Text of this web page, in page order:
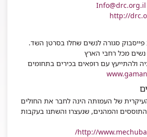
Info@drc.org.il
http://
פייסבוק סגורה לנשים שחלו בסרטן השד.
מכל רחבי הארץ
ולהתייעץ עם רופאים בכירים בתחומים
של העמותה הינה לחבר את החולים
והמהנים, שנעצרו והשתנו בעקבות
http://